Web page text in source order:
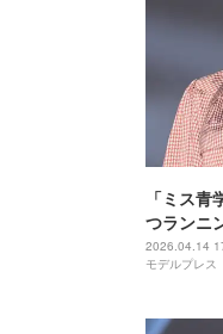
「ミス
つランニ
る」「爽
2026.04.14
モデルプレス